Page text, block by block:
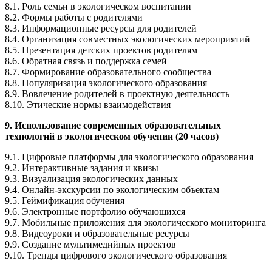
8.1. Роль семьи в экологическом воспитании
8.2. Формы работы с родителями
8.3. Информационные ресурсы для родителей
8.4. Организация совместных экологических мероприятий
8.5. Презентация детских проектов родителям
8.6. Обратная связь и поддержка семей
8.7. Формирование образовательного сообщества
8.8. Популяризация экологического образования
8.9. Вовлечение родителей в проектную деятельность
8.10. Этические нормы взаимодействия
9. Использование современных образовательных
технологий в экологическом обучении (20 часов)
9.1. Цифровые платформы для экологического образования
9.2. Интерактивные задания и квизы
9.3. Визуализация экологических данных
9.4. Онлайн-экскурсии по экологическим объектам
9.5. Геймификация обучения
9.6. Электронные портфолио обучающихся
9.7. Мобильные приложения для экологического мониторинга
9.8. Видеоуроки и образовательные ресурсы
9.9. Создание мультимедийных проектов
9.10. Тренды цифрового экологического образования